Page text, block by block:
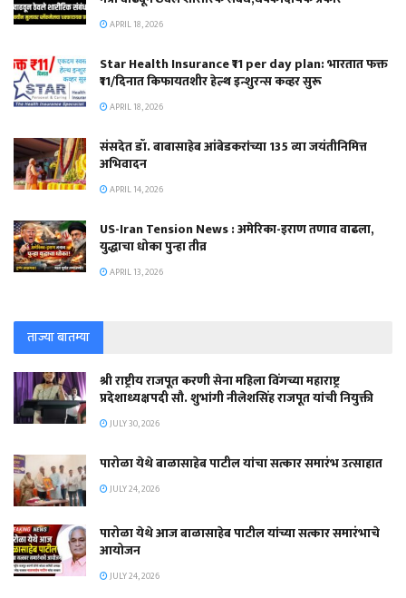
APRIL 18, 2026
Star Health Insurance ₹11 per day plan: भारतात फक्त
₹11/दिनात किफायतशीर हेल्थ इन्शुरन्स कव्हर सुरू
APRIL 18, 2026
संसदेत डॉ. बाबासाहेब आंबेडकरांच्या 135 व्या जयंतीनिमित्त
अभिवादन
APRIL 14, 2026
US-Iran Tension News : अमेरिका-इराण तणाव वाढला,
युद्धाचा धोका पुन्हा तीव्र
APRIL 13, 2026
ताज्या बातम्या
श्री राष्ट्रीय राजपूत करणी सेना महिला विंगच्या महाराष्ट्र
प्रदेशाध्यक्षपदी सौ. शुभांगी नीलेशसिंह राजपूत यांची नियुक्ती
JULY 30, 2026
पारोळा येथे बाळासाहेब पाटील यांचा सत्कार समारंभ उत्साहात
JULY 24, 2026
पारोळा येथे आज बाळासाहेब पाटील यांच्या सत्कार समारंभाचे
आयोजन
JULY 24, 2026